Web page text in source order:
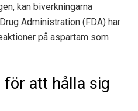
kan biverkningarna
Administration (FDA) har
på aspartam som
för att hålla sig